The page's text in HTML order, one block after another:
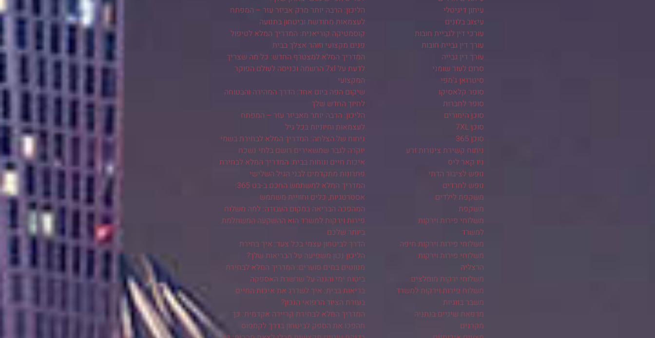
עיתון דיגיטלי
עיצוב בלונים
עורכי דין לגביית חובות
עורך דין גביית חובות
עורך דין גבייה
סרום לעור שומני
סיטרואן ג'מפי
סופר קלאסיקו
סופר לחברות
סוכן הימורים
סוכן 7XL
סוכן 365
ניתוח קשירת צינורות זרע
ניו קאר ליס
נופש לציבור הדתי
נופש לחרדים
משקפת לילדים
משקפת
משלוחי פירות וירקות
למשרד
משלוחי פירות וירקות חיפה
משלוחי פירות וירקות
הרצליה
משלוחי ירקות מומלצים
משלוח פירות וירקות למשרד
משבר בזוגיות
מרפאת שיניים בנתניה
מקרנים
הליכון: הרבה יותר מרק אביזר עזר – המפתח
לעצמאות מחודשת וביטחון בתנועה
קוסמטיקה קוריאנית: המדריך המלא לטיפול
פנים מקצועי וזוהר אצלך בבית
המדריך המלא למצטרף החדש: כל מה שצריך
לדעת על 7xl הרשמה וכניסה לעולם הפוקר
המקצועי
שיקום הפה ביום אחד: הדרך המהירה והבטוחה
לחיוך החדש שלך
הליכון: הרבה יותר מאביזר עזר – המפתח
לעצמאות וחיוניות בכל גיל
ניחוח של הצלחה: המדריך המלא לבחירת בשמי
יוקרה לגבר שמשאירים רושם בלתי נשכח
איכות חיים ונוחות בבית: המדריך המלא לבחירת
פתרונות מתקדמים לבני הגיל השלישי
המדריך המלא למשתמש החכם ב-בט 365:
אסטרטגיות, כלים וחוויית משתמש
המהפכה הבריאה במקום העבודה: למה משלוח
פירות וירקות למשרד הוא ההשקעה המשתלמת
ביותר שלכם
הדרך לביטחון עצמי בכל צעד: איך בחירת
הליכון נכון משפיעה על הבריאות שלך?
מנווטים במים סוערים: המדריך המלא לבחירת
ביטוח ימי והגנה על שרשרת האספקה
בריאות בבית: איך לשדרג את איכות החיים
בעזרת הציוד הרפואי הנכון?
המדריך המלא לבחירת קריירה אקדמית: כך
תהפכו את הספק לביטחון בדרך לקמפוס